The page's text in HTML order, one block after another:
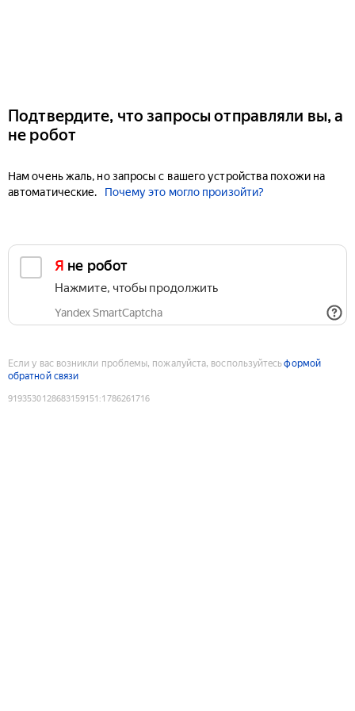
Подтвердите, что запросы отправляли вы, а
не робот
Нам очень жаль, но запросы с вашего устройства похожи на
автоматические.
Почему это могло произойти?
Я не робот
Нажмите, чтобы продолжить
Yandex SmartCaptcha
Если у вас возникли проблемы, пожалуйста, воспользуйтесьформой
обратной связи
9193530128683159151 :1786261716